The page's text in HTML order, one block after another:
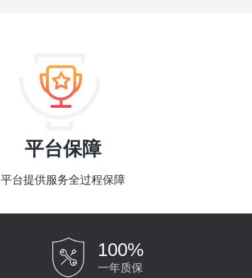
平台保障
平台提供服务全过程保障
100%
一年质保